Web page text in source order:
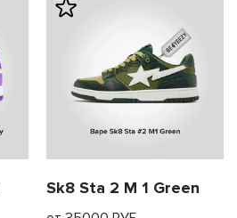
Sk8 Sta 2 M 1 Green
наш